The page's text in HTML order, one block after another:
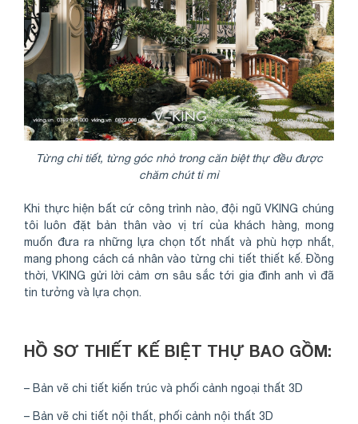
Từng chi tiết, từng góc nhỏ trong căn biệt thự đều được
chăm chút tỉ mỉ
Khi thực hiện bất cứ công trình nào, đội ngũ VKING chúng
tôi luôn đặt bản thân vào vị trí của khách hàng, mong
muốn đưa ra những lựa chọn tốt nhất và phù hợp nhất,
mang phong cách cá nhân vào từng chi tiết thiết kế. Đồng
thời, VKING gửi lời cảm ơn sâu sắc tới gia đình anh vì đã
tin tưởng và lựa chọn.
HỒ SƠ THIẾT KẾ BIỆT THỰ BAO GỒM:
– Bản vẽ chi tiết kiến trúc và phối cảnh ngoại thất 3D
– Bản vẽ chi tiết nội thất, phối cảnh nội thất 3D